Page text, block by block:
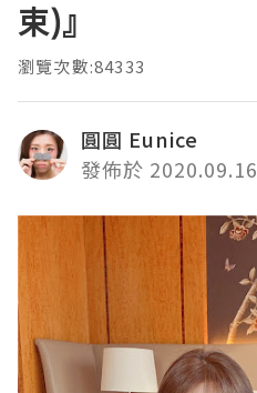
束)』
瀏覽次數:84333
圓圓 Eunice
發佈於 2020.09.16